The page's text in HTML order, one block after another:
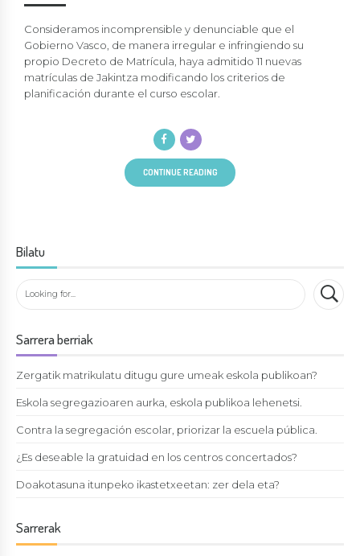
Consideramos incomprensible y denunciable que el
Gobierno Vasco, de manera irregular e infringiendo su
propio Decreto de Matrícula, haya admitido 11 nuevas
matrículas de Jakintza modificando los criterios de
planificación durante el curso escolar.
CONTINUE READING
Bilatu
Sarrera berriak
Zergatik matrikulatu ditugu gure umeak eskola publikoan?
Eskola segregazioaren aurka, eskola publikoa lehenetsi.
Contra la segregación escolar, priorizar la escuela pública.
¿Es deseable la gratuidad en los centros concertados?
Doakotasuna itunpeko ikastetxeetan: zer dela eta?
Sarrerak